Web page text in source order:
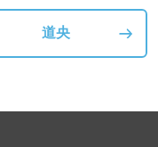
道央